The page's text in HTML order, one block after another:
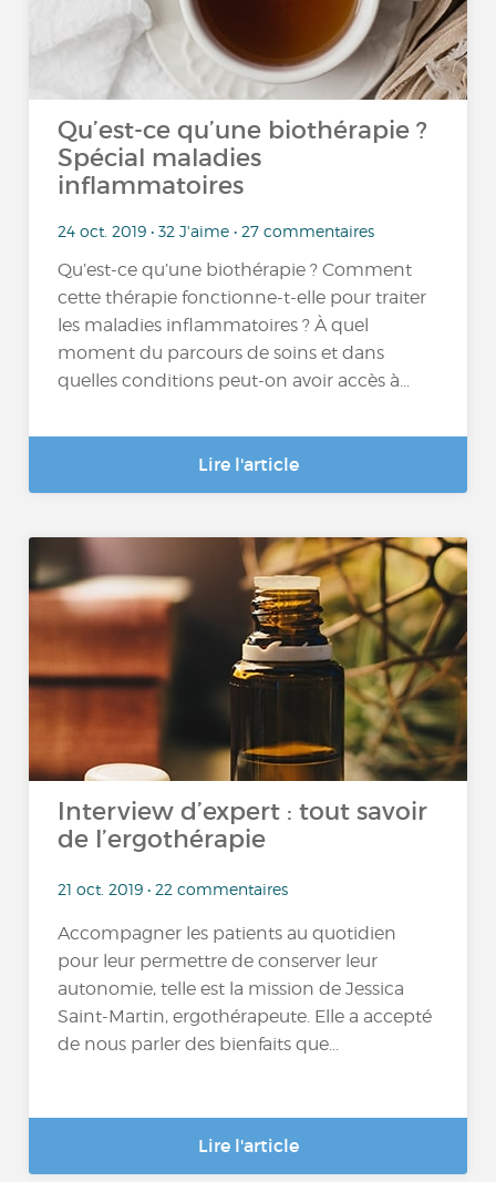
Qu’est-ce qu’une biothérapie ?
Spécial maladies
inflammatoires
24 oct. 2019 • 32 J'aime • 27 commentaires
Qu’est-ce qu’une biothérapie ? Comment
cette thérapie fonctionne-t-elle pour traiter
les maladies inflammatoires ? À quel
moment du parcours de soins et dans
quelles conditions peut-on avoir accès à...
Lire l'article
Interview d’expert : tout savoir
de l’ergothérapie
21 oct. 2019 • 22 commentaires
Accompagner les patients au quotidien
pour leur permettre de conserver leur
autonomie, telle est la mission de Jessica
Saint-Martin, ergothérapeute. Elle a accepté
de nous parler des bienfaits que...
Lire l'article